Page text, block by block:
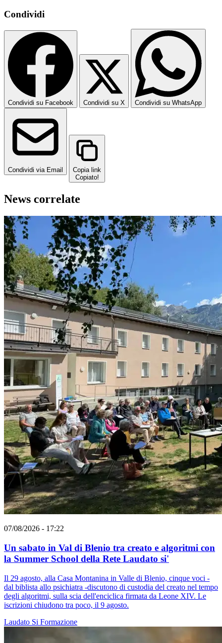
Condividi
Condividi su Facebook Condividi su X Condividi su WhatsApp
Condividi via Email
Copia link
Copiato!
News correlate
07/08/2026 - 17:22
Un sabato in Val di Blenio tra creato e algoritmi con
la Summer School della Rete Laudato si'
Il 29 agosto, alla Casa Montanina in Valle di Blenio, cinque voci -
dal biblista allo psichiatra -discutono di custodia del creato nel tempo
degli algoritmi, sulla scia dell'enciclica firmata da Leone XIV. Le
iscrizioni chiudono tra poco, il 9 agosto.
Laudato Si Formazione